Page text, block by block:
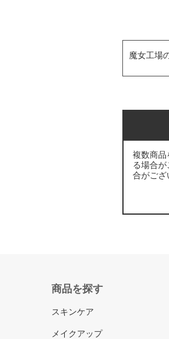
魔女工場
複数商品
る場合
合がござ
商品を探す
スキンケア
メイクアップ